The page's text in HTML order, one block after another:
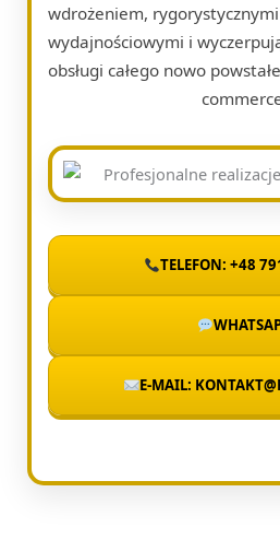
wdrożeniem,
wydajnościowymi i
obsługi całego nowo
TELEFON: +48
E-MAIL: